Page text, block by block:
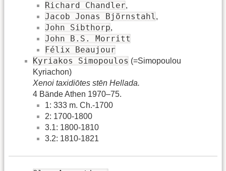
Richard Chandler,
Jacob Jonas Björnstahl,
John Sibthorp,
John B.S. Morritt
Félix Beaujour
Kyriakos Simopoulos (=Simopoulou
Kyriachon)
Xenoi taxidiōtes stēn Hellada.
4 Bände Athen 1970–75.
1: 333 m. Ch.-1700
2: 1700-1800
3.1: 1800-1810
3.2: 1810-1821